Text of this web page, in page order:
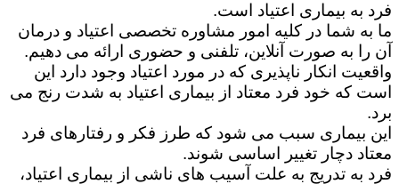
فرد به بیماری اعتیاد است.
ما به شما در کلیه امور مشاوره تخصصی اعتیاد و درمان
آن را به صورت آنلاین، تلفنی و حضوری ارائه می دهیم.
واقعیت انکار ناپذیری که در مورد اعتیاد وجود دارد این
است که خود فرد معتاد از بیماری اعتیاد به شدت رنج می
برد.
این بیماری سبب می شود که طرز فکر و رفتارهای فرد
معتاد دچار تغییر اساسی شوند.
فرد به تدریج به علت آسیب های ناشی از بیماری اعتیاد،